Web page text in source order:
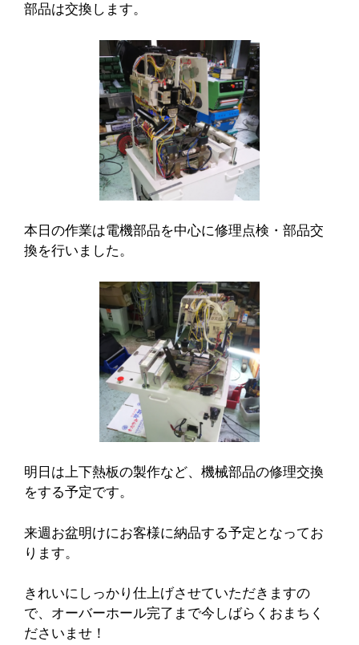
部品は交換します。
本日の作業は電機部品を中心に修理点検・部品交
換を行いました。
明日は上下熱板の製作など、機械部品の修理交換
をする予定です。
来週お盆明けにお客様に納品する予定となってお
ります。
きれいにしっかり仕上げさせていただきますの
で、オーバーホール完了まで今しばらくおまちく
ださいませ！